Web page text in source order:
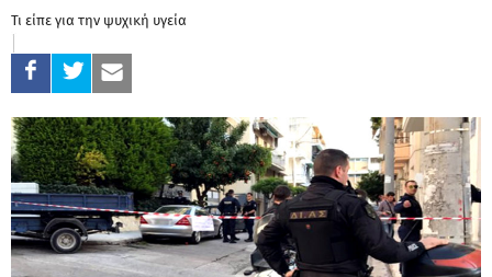
Τι είπε για την ψυχική υγεία